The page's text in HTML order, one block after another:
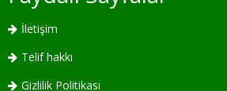
İletişim
Telif hakkı
Gizlilik Politikası